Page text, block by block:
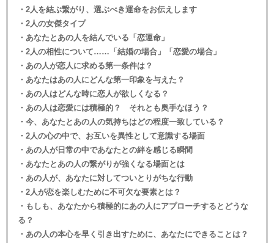
・2人を結ぶ繋がり、選ぶべき運命をお伝えします
・2人の女傑タイプ
・あなたとあの人を結んでいる「恋運命」
・2人の相性について……「結婚の場合」「恋愛の場合」
・あの人が恋人に求める第一条件は？
・あなたはあの人にどんな第一印象を与えた？
・あの人はどんな時に恋人が欲しくなる？
・あの人は恋愛には積極的？ それとも奥手なほう？
・今、あなたとあの人の気持ちはどの程度一致している？
・2人の心の中で、お互いを異性として意識する場面
・あの人が日常の中であなたとの絆を感じる瞬間
・あなたとあの人の繋がりが強くなる場面とは
・あの人が、あなたに対してついとりがちな行動
・2人が恋を楽しむために不可欠な要素とは？
・もしも、あなたから積極的にあの人にアプローチするとどうな
る？
・あの人の本心を早く引き出すために、あなたにできることは？